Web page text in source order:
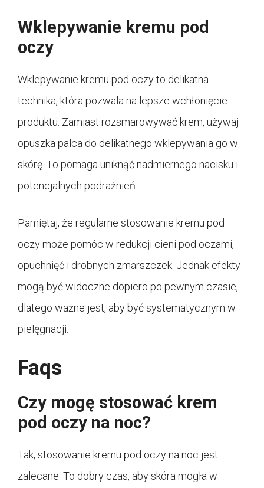
Wklepywanie kremu pod
oczy
Wklepywanie kremu pod oczy to delikatna
technika, która pozwala na lepsze wchłonięcie
produktu. Zamiast rozsmarowywać krem, używaj
opuszka palca do delikatnego wklepywania go w
skórę. To pomaga uniknąć nadmiernego nacisku i
potencjalnych podrażnień.
Pamiętaj, że regularne stosowanie kremu pod
oczy może pomóc w redukcji cieni pod oczami,
opuchnięć i drobnych zmarszczek. Jednak efekty
mogą być widoczne dopiero po pewnym czasie,
dlatego ważne jest, aby być systematycznym w
pielęgnacji.
Faqs
Czy mogę stosować krem
pod oczy na noc?
Tak, stosowanie kremu pod oczy na noc jest
zalecane. To dobry czas, aby skóra mogła w